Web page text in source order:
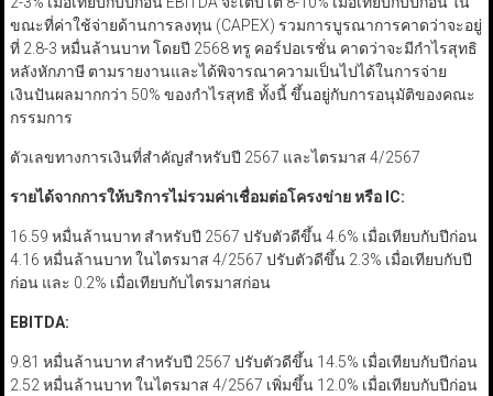
ขณะที่ค่าใช้จ่ายด้านการลงทุน (CAPEX) รวมการบูรณาการคาดว่าจะอยู่
ที่ 2.8-3 หมื่นล้านบาท โดยปี 2568 ทรู คอร์ปอเรชั่น คาดว่าจะมีกำไรสุทธิ
หลังหักภาษี ตามรายงานและได้พิจารณาความเป็นไปได้ในการจ่าย
เงินปันผลมากกว่า 50% ของกำไรสุทธิ ทั้งนี้ ขึ้นอยู่กับการอนุมัติของคณะ
กรรมการ
ตัวเลขทางการเงินที่สำคัญสำหรับปี 2567 และไตรมาส 4/2567
รายได้จากการให้บริการไม่รวมค่าเชื่อมต่อโครงข่าย หรือ IC:
16.59 หมื่นล้านบาท สำหรับปี 2567 ปรับตัวดีขึ้น 4.6% เมื่อเทียบกับปีก่อน
4.16 หมื่นล้านบาท ในไตรมาส 4/2567 ปรับตัวดีขึ้น 2.3% เมื่อเทียบกับปี
ก่อน และ 0.2% เมื่อเทียบกับไตรมาสก่อน
EBITDA:
9.81 หมื่นล้านบาท สำหรับปี 2567 ปรับตัวดีขึ้น 14.5% เมื่อเทียบกับปีก่อน
2.52 หมื่นล้านบาท ในไตรมาส 4/2567 เพิ่มขึ้น 12.0% เมื่อเทียบกับปีก่อน